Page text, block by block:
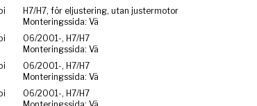
H7/H7, för eljustering, utan justermotor
Monteringssida: Vä
06/2001-, H7/H7
Monteringssida: Vä
06/2001-, H7/H7
Monteringssida: Vä
06/2001-, H7/H7